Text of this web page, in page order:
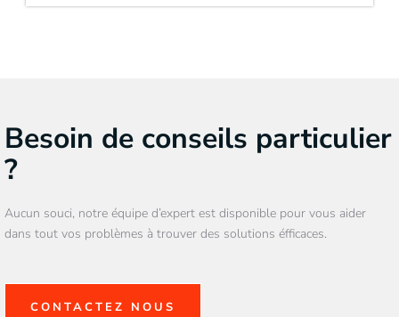
Besoin de conseils particulier
?
Aucun souci, notre équipe d’expert est disponible pour vous aider
dans tout vos problèmes à trouver des solutions éfficaces.
CONTACTEZ NOUS